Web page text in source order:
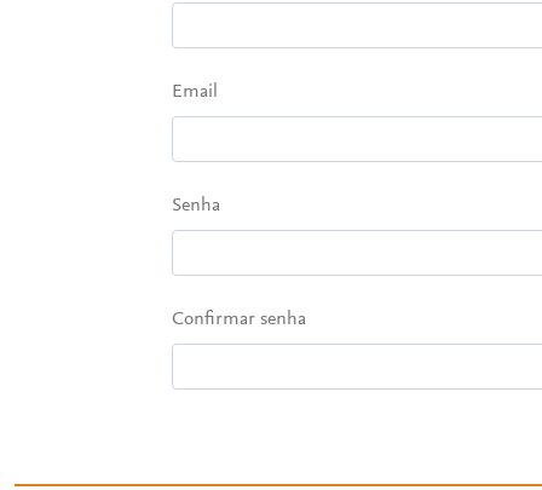
Email
Senha
Confirmar senha